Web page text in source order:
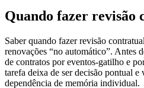
Quando fazer revisão
Saber quando fazer revisão
renovações “no automático”. Antes
de contratos por eventos-gatilho e
tarefa deixa de ser decisão pontual
dependência de memória individual.